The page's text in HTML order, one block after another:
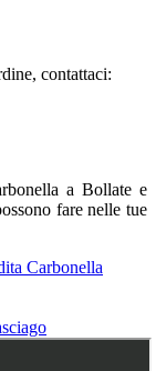
contattaci:
a Bollate e
fare nelle tue
Carbonella